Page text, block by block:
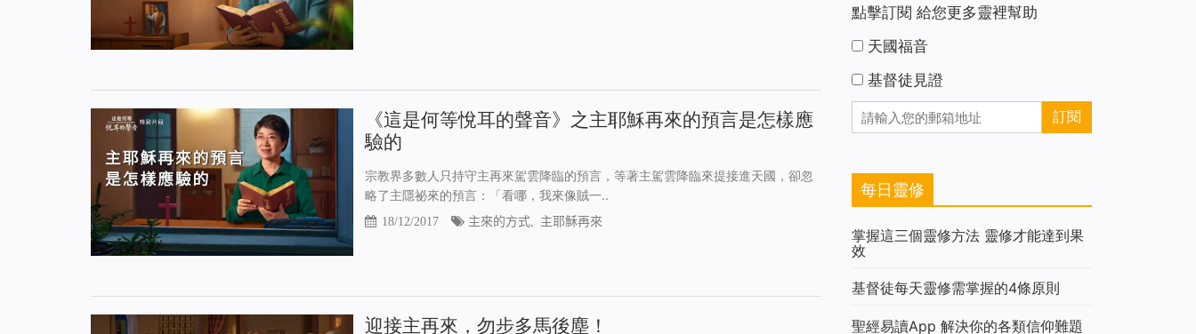
《這是何等悅耳的聲音》之主耶穌再來的預言是怎樣應
驗的
宗教界多數人只持守主再來駕雲降臨的預言，等著主駕雲降臨來提接進天國，卻忽
略了主隱祕來的預言：「看哪，我來像賊一..
18/12/2017 主來的方式, 主耶穌再來
迎接主再來，勿步多馬後塵！
點擊訂閱 給您更多靈裡幫助
天國福音
基督徒見證
每日靈修
掌握這三個靈修方法 靈修才能達到果
效
基督徒每天靈修需掌握的4條原則
聖經易讀App 解決你的各類信仰難題